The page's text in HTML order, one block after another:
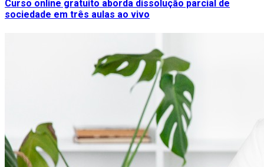
Curso online gratuito aborda dissolução parcial de
sociedade em três aulas ao vivo